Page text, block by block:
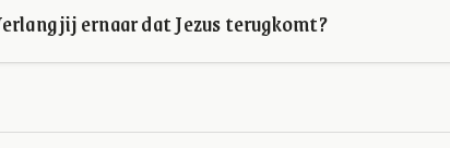
jij ernaar dat Jezus terugkomt?